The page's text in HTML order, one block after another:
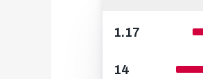
1.17
14